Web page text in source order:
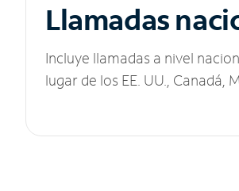
Llamadas
Incluye llamadas a nivel
lugar de los EE. UU., Canadá,